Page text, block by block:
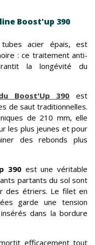
Boost'up 390
tubes acier épais, est
: ce traitement anti-
la longévité du
Boost'Up 390 est
de saut traditionnelles.
de 210 mm, elle
les plus jeunes et pour
des rebonds plus
390 est une véritable
partants du sol sont
des étriers. Le filet en
garde une tension
dans la bordure
efficacement tout